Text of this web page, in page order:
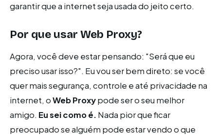
garantir que a internet seja usada do jeito certo.
Por que usar Web Proxy?
Agora, você deve estar pensando: "Será que eu
preciso usar isso?". Eu vou ser bem direto: se você
quer mais segurança, controle e até privacidade na
internet, oWeb Proxypode ser o seu melhor
amigo. Eu sei como é. Nada pior que ficar
preocupado se alguém pode estar vendo o que